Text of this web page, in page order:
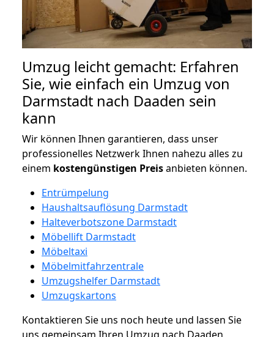
Umzug leicht gemacht: Erfahren
Sie, wie einfach ein Umzug von
Darmstadt nach Daaden sein
kann
Wir können Ihnen garantieren, dass unser
professionelles Netzwerk Ihnen nahezu alles zu
einem kostengünstigen Preisanbieten können.
Entrümpelung
Haushaltsauflösung Darmstadt
Halteverbotszone Darmstadt
Möbellift Darmstadt
Möbeltaxi
Möbelmitfahrzentrale
Umzugshelfer Darmstadt
Umzugskartons
Kontaktieren Sie uns noch heute und lassen Sie
uns gemeinsam Ihren Umzug nach Daaden